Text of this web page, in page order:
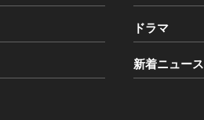
ドラマ
新着ニュース